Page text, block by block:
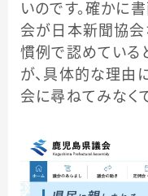
いのです。確かに
会が日本新聞協
慣例で認めている
が、具体的な理由
会に尋ねてみなく